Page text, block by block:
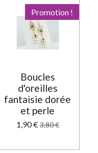
Promotion !
Boucles
d'oreilles
fantaisie dorée
et perle
1,90 €3,80 €